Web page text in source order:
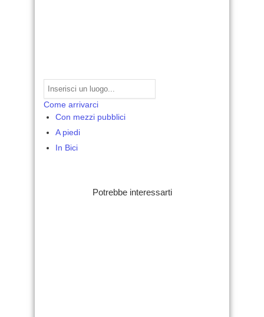
Come arrivarci
Con mezzi pubblici
A piedi
In Bici
Potrebbe interessarti